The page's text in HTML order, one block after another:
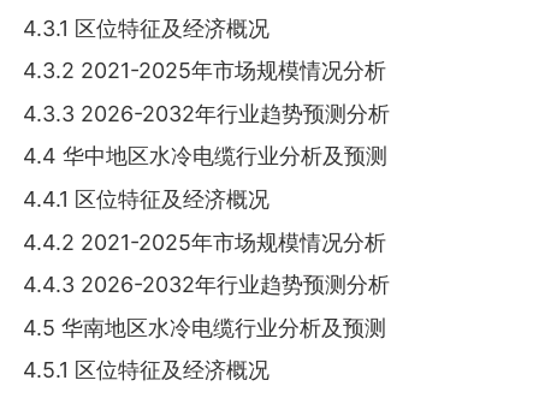
4.3.1 区位特征及经济概况
4.3.2 2021-2025年市场规模情况分析
4.3.3 2026-2032年行业趋势预测分析
4.4 华中地区水冷电缆行业分析及预测
4.4.1 区位特征及经济概况
4.4.2 2021-2025年市场规模情况分析
4.4.3 2026-2032年行业趋势预测分析
4.5 华南地区水冷电缆行业分析及预测
4.5.1 区位特征及经济概况